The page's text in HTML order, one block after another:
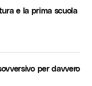
e la prima scuola
per davvero